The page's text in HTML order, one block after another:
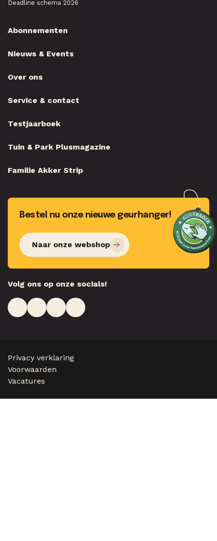
Deadline schema 2026
Abonnementen
Nieuws & Events
Over ons
Service & contact
Testjaarboek
Tuin & Park Plusmagazine
Familie Akker Strip
Bestel nu onze nieuwe geurhanger!
Naar onze webshop
Volg ons op onze socials!
Privacy verklaring
Voorwaarden
Vacatures